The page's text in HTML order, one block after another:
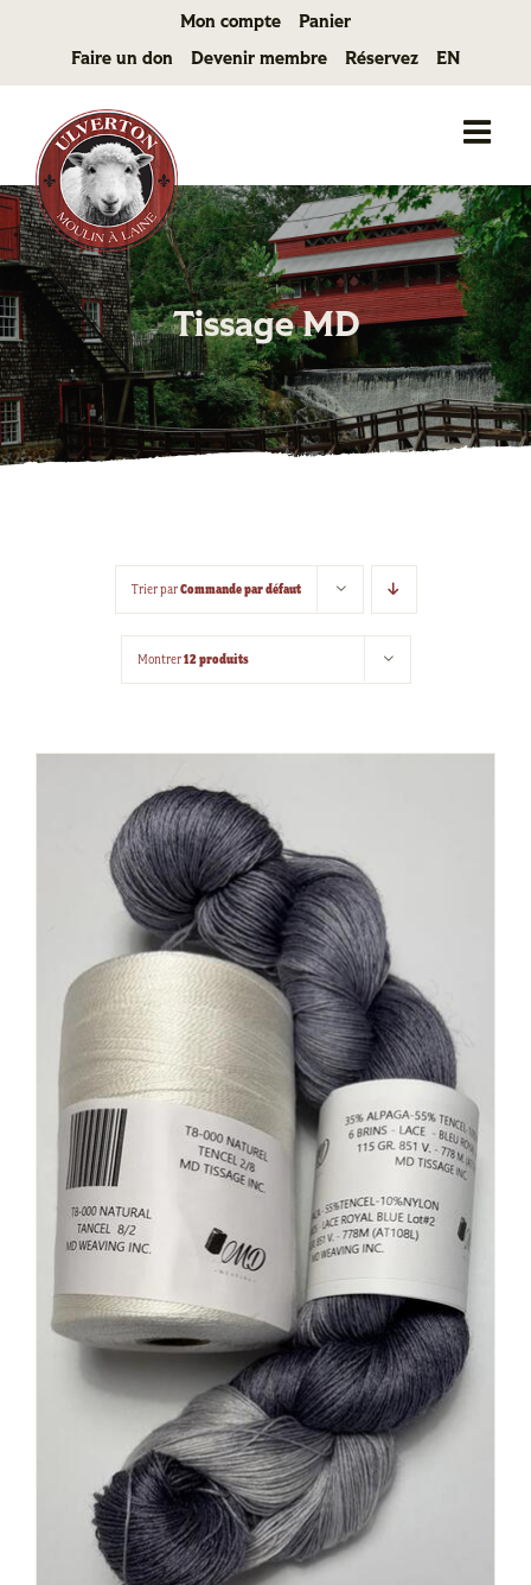
Mon compte Panier
Faire un don Devenir membre Réservez EN
Tissage MD
Trier parCommande par défaut
Montrer12 produits